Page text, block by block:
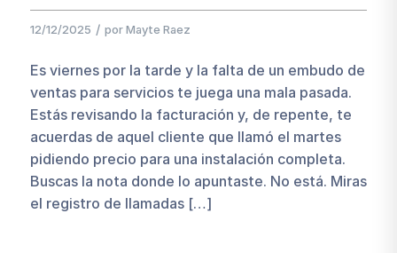
12/12/2025 / porMayte Raez
Es viernes por la tarde y la falta de un embudo de
ventas para servicios te juega una mala pasada.
Estás revisando la facturación y, de repente, te
acuerdas de aquel cliente que llamó el martes
pidiendo precio para una instalación completa.
Buscas la nota donde lo apuntaste. No está. Miras
el registro de llamadas […]